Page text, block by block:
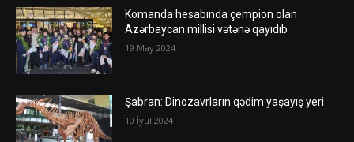
Komanda hesabında çempion olan
Azərbaycan millisi vətənə qayıdıb
19 May 2024
Şabran: Dinozavrların qədim yaşayış yeri
10 İyul 2024